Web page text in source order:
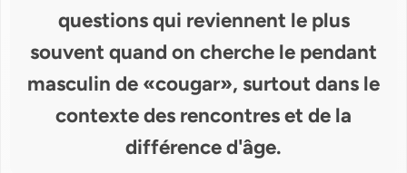
questions qui reviennent le plus
souvent quand on cherche le pendant
masculin de «cougar», surtout dans le
contexte des rencontres et de la
différence d'âge.